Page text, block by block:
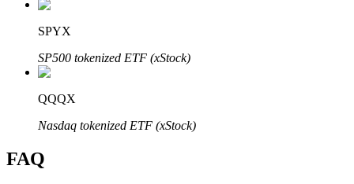
Bitrue Affiliates
Tot 65% commissies!
SPYX
SP500 tokenized ETF (xStock)
QQQX
Nasdaq tokenized ETF (xStock)
FAQ